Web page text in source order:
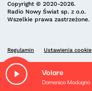
Volare
Domenico Modugno
Copyright © 2020-2026.
Radio Nowy Świat sp. z o.o.
Wszelkie prawa zastrzeżone.
Regulamin Ustawienia cookie